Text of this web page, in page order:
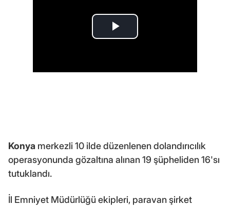
Konya merkezli 10 ilde düzenlenen dolandırıcılık
operasyonunda gözaltına alınan 19 şüpheliden 16'sı
tutuklandı.
İl Emniyet Müdürlüğü ekipleri, paravan şirket